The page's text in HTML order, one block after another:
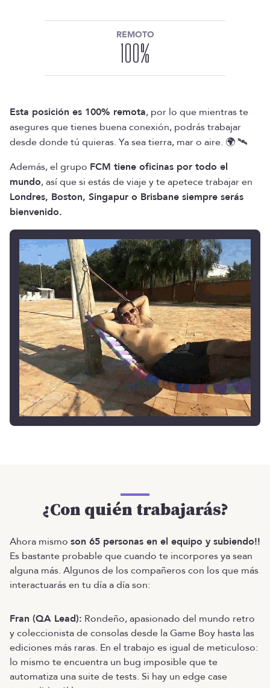
REMOTO
100%
Esta posición es 100% remota, por lo que mientras te
asegures que tienes buena conexión, podrás trabajar
desde donde tú quieras. Ya sea tierra, mar o aire. 🌍 🛰
Además, el grupo FCM tiene oficinas por todo el
mundo, así que si estás de viaje y te apetece trabajar en
Londres, Boston, Singapur o Brisbane siempre serás
bienvenido.
¿Con quién trabajarás?
Ahora mismo son 65 personas en el equipo y subiendo!!
Es bastante probable que cuando te incorpores ya sean
alguna más. Algunos de los compañeros con los que más
interactuarás en tu día a día son:
Fran (QA Lead): Rondeño​, apasionado del mundo retro
y coleccionista de consolas desde la Game Boy hasta las
ediciones más raras. En el trabajo es igual de meticuloso:
lo mismo te encuentra un bug imposible que te
automatiza una suite de tests. Si hay un edge case